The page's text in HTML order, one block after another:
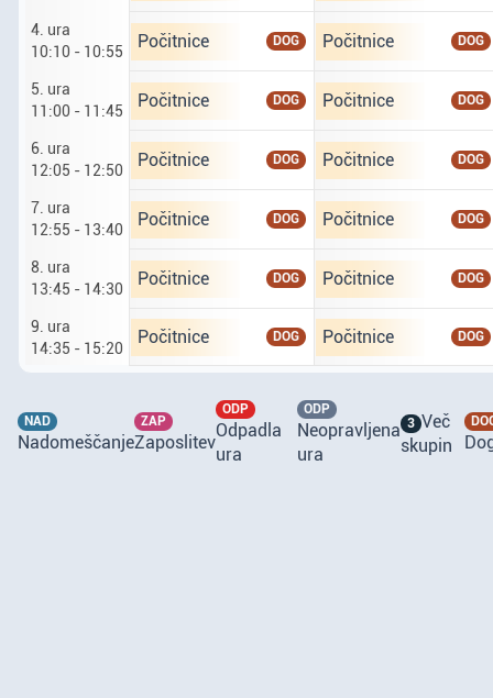
4. ura
10:10 - 10:55
Ponedeljek tretji osmi. četrta ura od 10 ur 10
Počitnice DOG Torek četrti osmi.
Počitnice DOG
5. ura
11:00 - 11:45
Ponedeljek tretji osmi. peta ura od 11 do 11
Počitnice DOG Torek četrti osmi.
Počitnice DOG
6. ura
12:05 - 12:50
Ponedeljek tretji osmi. šesta ura od 12 ur 5
Počitnice DOG Torek četrti osmi.
Počitnice DOG
7. ura
12:55 - 13:40
Ponedeljek tretji osmi. sedma ura od 12 ur
Počitnice DOG Torek četrti osmi.
Počitnice DOG
8. ura
13:45 - 14:30
Ponedeljek tretji osmi. osma ura od 13 ur 45
Počitnice DOG Torek četrti osmi.
Počitnice DOG
9. ura
14:35 - 15:20
Ponedeljek tretji osmi. deveta ura od 14 ur
Počitnice DOG Torek četrti osmi.
Počitnice DOG
NAD
Nadomeščanje
ZAP
Zaposlitev
ODP
Odpadla
ura
ODP
Neopravljena
ura
3 Več
skupin